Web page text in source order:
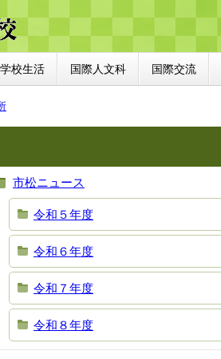
学校生活 国際人文科 国際交流
市松ニュース
令和５年度
令和６年度
令和７年度
令和８年度